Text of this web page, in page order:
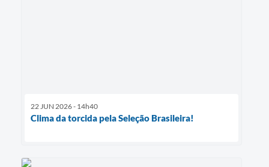
22 JUN 2026 - 14h40
Clima da torcida pela Seleção Brasileira!